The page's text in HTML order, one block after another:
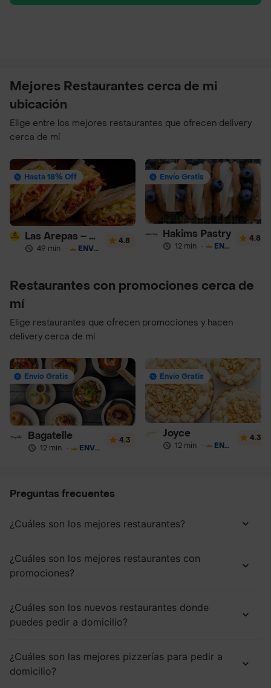
Mejores Restaurantes cerca de mi
ubicación
Elige entre los mejores restaurantes que ofrecen delivery
cerca de mí
Hasta 18% Off
Las Arepas – Arepas Rellenas
49 min · ENVÍO GRATIS
4.8
Envío Gratis
Hakims Pastry
12 min · ENVÍO GRATIS
4.8
Restaurantes con promociones cerca de
mí
Elige restaurantes que ofrecen promociones y hacen
delivery cerca de mí
Envío Gratis
Bagatelle
12 min · ENVÍO GRATIS
4.3
Envío Gratis
Joyce
12 min · ENVÍO GRATIS
4.3
Preguntas frecuentes
¿Cuáles son los mejores restaurantes?
¿Cuáles son los mejores restaurantes con
promociones?
¿Cuáles son los nuevos restaurantes donde
puedes pedir a domicilio?
¿Cuáles son las mejores pizzerías para pedir a
domicilio?